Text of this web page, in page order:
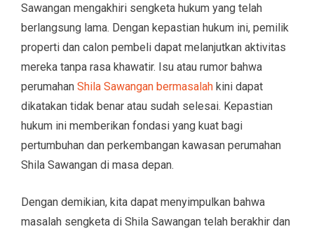
Sawangan mengakhiri sengketa hukum yang telah
berlangsung lama. Dengan kepastian hukum ini, pemilik
properti dan calon pembeli dapat melanjutkan aktivitas
mereka tanpa rasa khawatir. Isu atau rumor bahwa
perumahan Shila Sawangan bermasalah kini dapat
dikatakan tidak benar atau sudah selesai. Kepastian
hukum ini memberikan fondasi yang kuat bagi
pertumbuhan dan perkembangan kawasan perumahan
Shila Sawangan di masa depan.
Dengan demikian, kita dapat menyimpulkan bahwa
masalah sengketa di Shila Sawangan telah berakhir dan